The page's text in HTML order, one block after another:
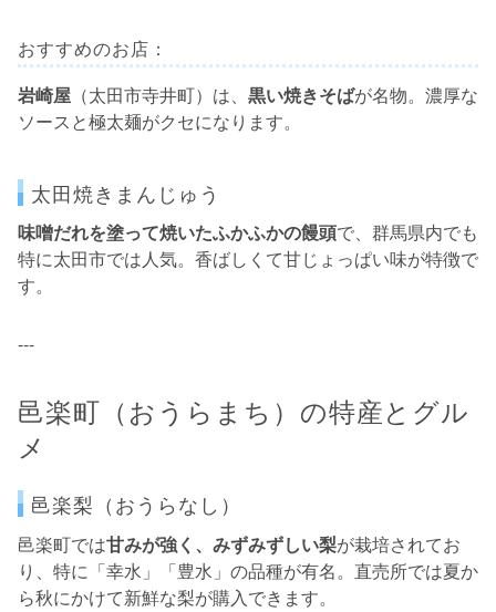
おすすめのお店：
岩崎屋 （太田市寺井町）は、 黒い焼きそばが名物。濃厚な
ソースと極太麺がクセになります。
太田焼きまんじゅう
味噌だれを塗って焼いたふかふかの饅頭で、群馬県内でも
特に太田市では人気。香ばしくて甘じょっぱい味が特徴で
す。
---
邑楽町（おうらまち）の特産とグル
メ
邑楽梨（おうらなし）
邑楽町では甘みが強く、みずみずしい梨が栽培されてお
り、特に「幸水」「豊水」の品種が有名。直売所では夏か
ら秋にかけて新鮮な梨が購入できます。